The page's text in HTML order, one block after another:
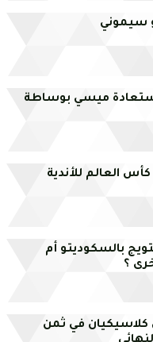
سيموني
ميسي بوساطة
العالم للأندية
بالسكوديتو أم
؟
كلاسيكيان في ثمن